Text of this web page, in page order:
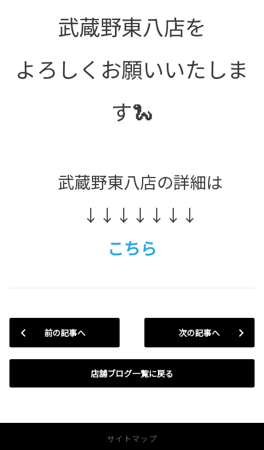
武蔵野東八店を
よろしくお願いいたしま
す🐍
武蔵野東八店の詳細は
↓↓↓↓↓↓↓
こちら
前の記事へ
店舗ブログ一覧に戻る
次の記事へ
サイトマップ